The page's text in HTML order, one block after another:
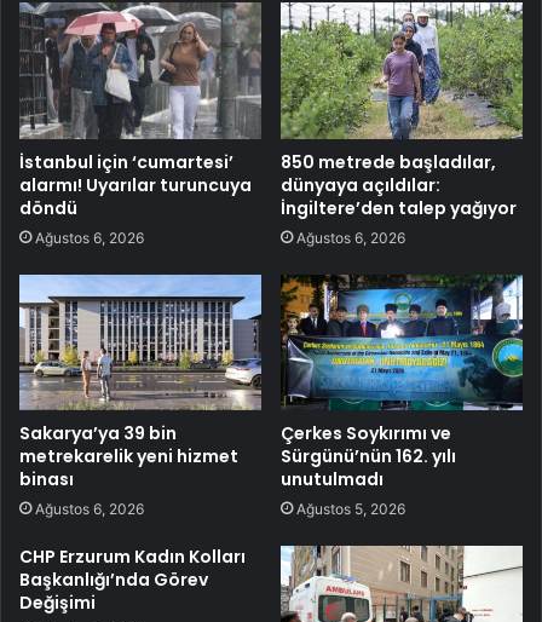
İstanbul için ‘cumartesi’
alarmı! Uyarılar turuncuya
döndü
Ağustos 6, 2026
850 metrede başladılar,
dünyaya açıldılar:
İngiltere’den talep yağıyor
Ağustos 6, 2026
Sakarya’ya 39 bin
metrekarelik yeni hizmet
binası
Ağustos 6, 2026
Çerkes Soykırımı ve
Sürgünü’nün 162. yılı
unutulmadı
Ağustos 5, 2026
CHP Erzurum Kadın Kolları
Başkanlığı’nda Görev
Değişimi